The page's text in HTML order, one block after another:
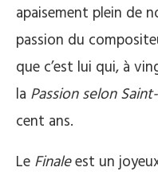
apaisement plein de
passion du
que c’est lui qui, à
la Passion selon
cent ans.
Le Finaleest un